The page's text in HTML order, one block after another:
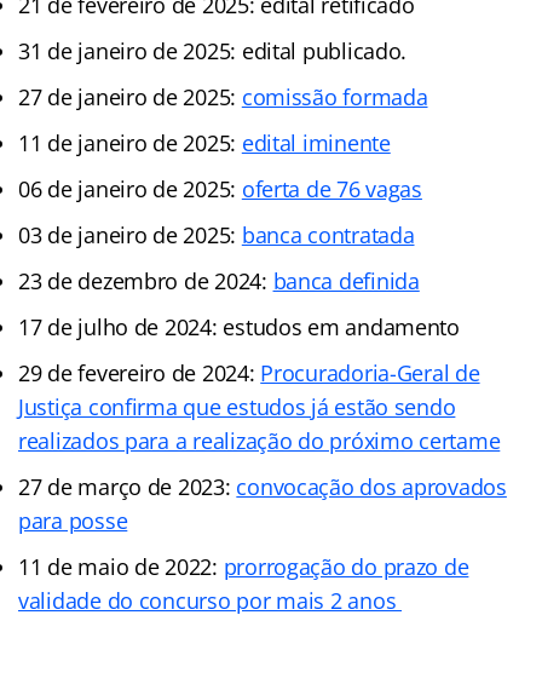
31 de janeiro de 2025: edital publicado.
27 de janeiro de 2025: comissão formada
11 de janeiro de 2025: edital iminente
06 de janeiro de 2025: oferta de 76 vagas
03 de janeiro de 2025: banca contratada
23 de dezembro de 2024: banca definida
17 de julho de 2024: estudos em andamento
29 de fevereiro de 2024: Procuradoria-Geral de
Justiça confirma que estudos já estão sendo
realizados para a realização do próximo certame
27 de março de 2023: convocação dos aprovados
para posse
11 de maio de 2022: prorrogação do prazo de
validade do concurso por mais 2 anos